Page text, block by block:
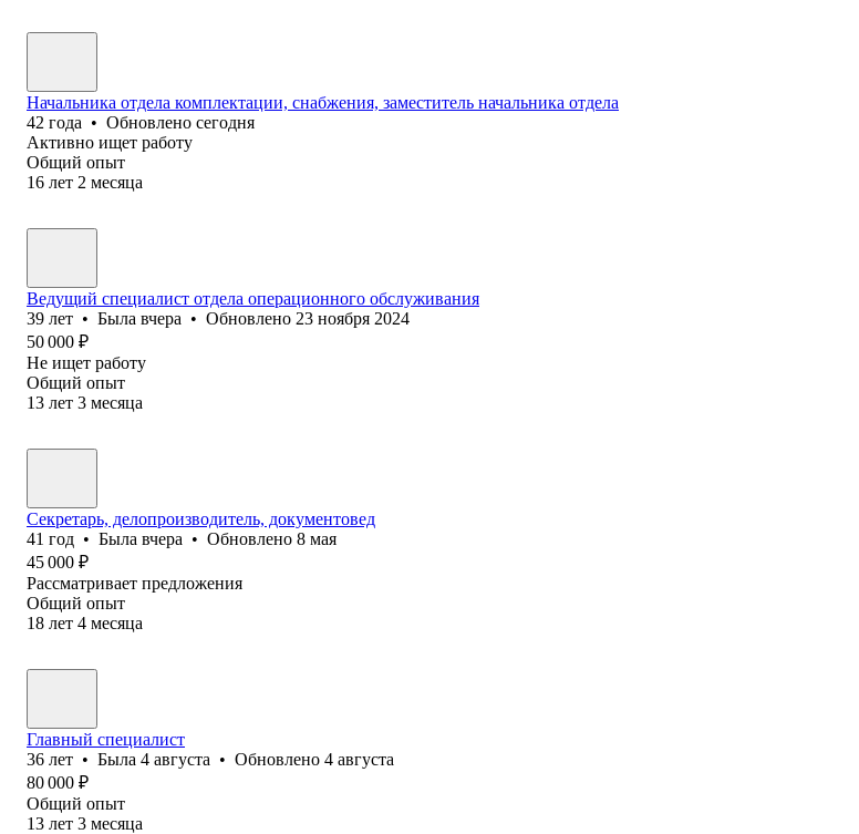
Начальника отдела комплектации, снабжения, заместитель начальника отдела
42 года • Обновлено сегодня
Активно ищет работу
Общий опыт
16 лет 2 месяца
Ведущий специалист отдела операционного обслуживания
39 лет • Была вчера • Обновлено 23 ноября 2024
50 000 ₽
Не ищет работу
Общий опыт
13 лет 3 месяца
Секретарь, делопроизводитель, документовед
41 год • Была вчера • Обновлено 8 мая
45 000 ₽
Рассматривает предложения
Общий опыт
18 лет 4 месяца
Главный специалист
36 лет • Была 4 августа • Обновлено 4 августа
80 000 ₽
Общий опыт
13 лет 3 месяца